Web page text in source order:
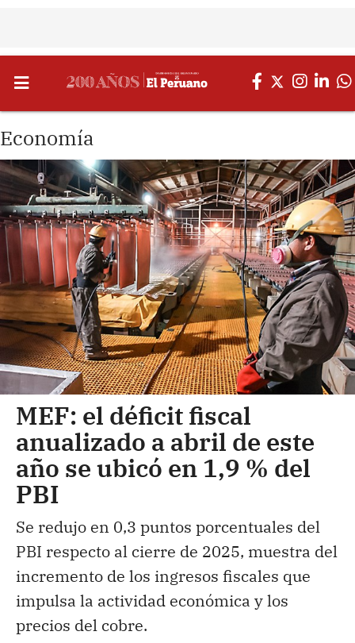
Economía
MEF: el déficit fiscal
anualizado a abril de este
año se ubicó en 1,9 % del
PBI
Se redujo en 0,3 puntos porcentuales del
PBI respecto al cierre de 2025, muestra del
incremento de los ingresos fiscales que
impulsa la actividad económica y los
precios del cobre.